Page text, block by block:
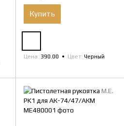
Купить
Цена 390.00 Цвет Черный